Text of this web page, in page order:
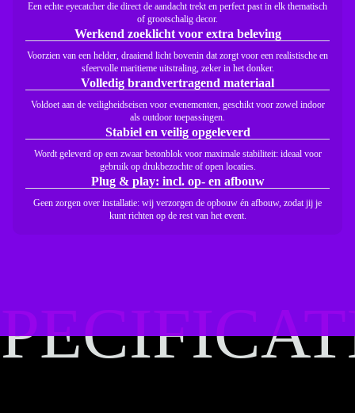
Een echte eyecatcher die direct de aandacht trekt en perfect past in elk thematisch
of grootschalig decor.
Werkend zoeklicht voor extra beleving
Voorzien van een helder, draaiend licht bovenin dat zorgt voor een realistische en
sfeervolle maritieme uitstraling, zeker in het donker.
Volledig brandvertragend materiaal
Voldoet aan de veiligheidseisen voor evenementen, geschikt voor zowel indoor
als outdoor toepassingen.
Stabiel en veilig opgeleverd
Wordt geleverd op een zwaar betonblok voor maximale stabiliteit: ideaal voor
gebruik op drukbezochte of open locaties.
Plug & play: incl. op- en afbouw
Geen zorgen over installatie: wij verzorgen de opbouw én afbouw, zodat jij je
kunt richten op de rest van het event.